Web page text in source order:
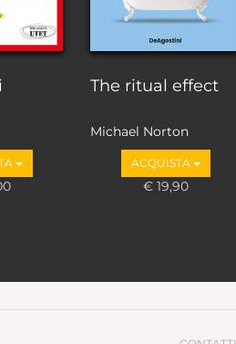
The ritual effect
Michael Norton
ACQUISTA
€ 19,90